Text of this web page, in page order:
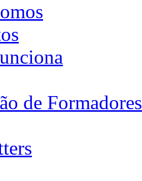
de Formadores